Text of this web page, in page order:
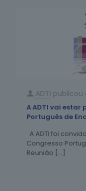
ADTI publicou
A ADTI vai estar
Português de
A ADTI foi
Congresso
Reunião […]